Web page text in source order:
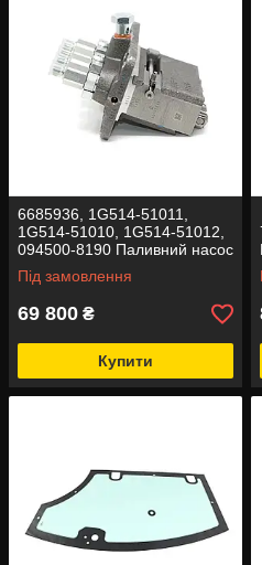
6685936, 1G514-51011,
1G514-51010, 1G514-51012,
094500-8190 Паливний насос
(ПНВТ) на Bobcat
Під замовлення
69 800 ₴
Купити